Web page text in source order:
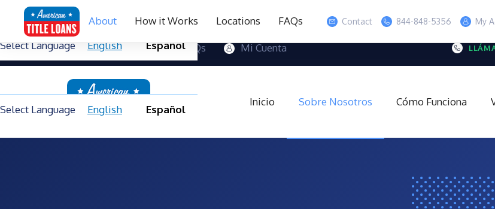
About How it Works Locations FAQs Contact 844-848-5356 My
Contactanos Blog FAQs Mi Cuenta
Select Language English Español
Inicio Sobre Nosotros Cómo Funciona
Select Language English Español